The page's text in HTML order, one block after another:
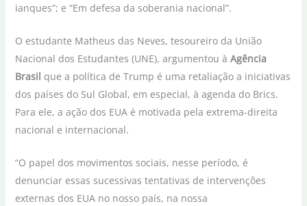
ianques”; e “Em defesa da soberania nacional”.
O estudante Matheus das Neves, tesoureiro da União
Nacional dos Estudantes (UNE), argumentou à Agência
Brasil que a política de Trump é uma retaliação a iniciativas
dos países do Sul Global, em especial, à agenda do Brics.
Para ele, a ação dos EUA é motivada pela extrema-direita
nacional e internacional.
“O papel dos movimentos sociais, nesse período, é
denunciar essas sucessivas tentativas de intervenções
externas dos EUA no nosso país, na nossa